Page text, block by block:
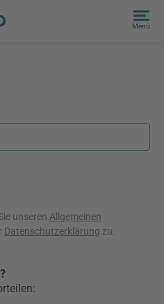
Menü
unseren Allgemeinen
Datenschutzerklärung zu.